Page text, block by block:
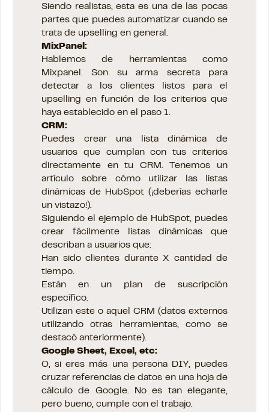
Siendo realistas, esta es una de las pocas
partes que puedes automatizar cuando se
trata de upselling en general.
MixPanel:
Hablemos de herramientas como
Mixpanel. Son su arma secreta para
detectar a los clientes listos para el
upselling en función de los criterios que
haya establecido en el paso 1.
CRM:
Puedes crear una lista dinámica de
usuarios que cumplan con tus criterios
directamente en tu CRM. Tenemos un
artículo sobre cómo utilizar las listas
dinámicas de HubSpot (¡deberías echarle
un vistazo!).
Siguiendo el ejemplo de HubSpot, puedes
crear fácilmente listas dinámicas que
describan a usuarios que:
Han sido clientes durante X cantidad de
tiempo.
Están en un plan de suscripción
específico.
Utilizan este o aquel CRM (datos externos
utilizando otras herramientas, como se
destacó anteriormente).
Google Sheet, Excel, etc:
O, si eres más una persona DIY, puedes
cruzar referencias de datos en una hoja de
cálculo de Google. No es tan elegante,
pero bueno, cumple con el trabajo.